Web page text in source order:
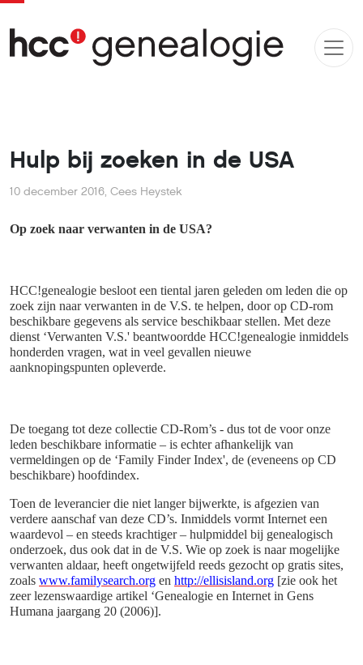
Hulp bij zoeken in de USA
10 december 2016, Cees Heystek
Op zoek naar verwanten in de USA?
HCC!genealogie besloot een tiental jaren geleden om leden die op
zoek zijn naar verwanten in de V.S. te helpen, door op CD-rom
beschikbare gegevens als service beschikbaar stellen. Met deze
dienst ‘Verwanten V.S.' beantwoordde HCC!genealogie inmiddels
honderden vragen, wat in veel gevallen nieuwe
aanknopingspunten opleverde.
De toegang tot deze collectie CD-Rom’s - dus tot de voor onze
leden beschikbare informatie – is echter afhankelijk van
vermeldingen op de ‘Family Finder Index', de (eveneens op CD
beschikbare) hoofdindex.
Toen de leverancier die niet langer bijwerkte, is afgezien van
verdere aanschaf van deze CD’s. Inmiddels vormt Internet een
waardevol – en steeds krachtiger – hulpmiddel bij genealogisch
onderzoek, dus ook dat in de V.S. Wie op zoek is naar mogelijke
verwanten aldaar, heeft ongetwijfeld reeds gezocht op gratis sites,
zoals www.familysearch.org en http://ellisisland.org [zie ook het
zeer lezenswaardige artikel ‘Genealogie en Internet in Gens
Humana jaargang 20 (2006)].